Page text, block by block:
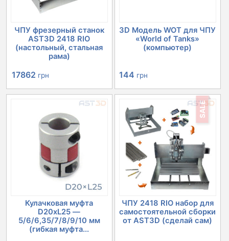
ЧПУ фрезерный станок
AST3D 2418 RIO
(настольный, стальная
рама)
Первоначальная
цена
20152 грн.
17862 грн
цена:
3D Модель WOT для ЧПУ
«World of Tanks»
(компьютер)
144 грн
Кулачковая муфта
D20xL25 —
5/6/6,35/7/8/9/10 мм
(гибкая муфта...
SALE
ЧПУ 2418 RIO набор для
самостоятельной сборки
от AST3D (сделай сам)